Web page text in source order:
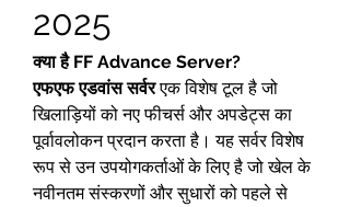
2025
क्या है FF Advance Server?
एफएफ एडवांस सर्वर एक विशेष टूल है जो
खिलाड़ियों को नए फीचर्स और अपडेट्स का
पूर्वावलोकन प्रदान करता है। यह सर्वर विशेष
रूप से उन उपयोगकर्ताओं के लिए है जो खेल के
नवीनतम संस्करणों और सुधारों को पहले से